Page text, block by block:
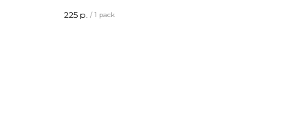
Длина - 86 мм
225 р. / 1 pack